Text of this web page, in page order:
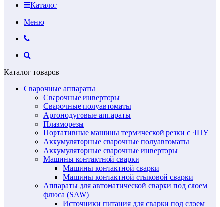
Каталог
Меню
Каталог товаров
Сварочные аппараты
Сварочные инверторы
Сварочные полуавтоматы
Аргонодуговые аппараты
Плазморезы
Портативные машины термической резки с ЧПУ
Аккумуляторные сварочные полуавтоматы
Аккумуляторные сварочные инверторы
Машины контактной сварки
Машины контактной сварки
Машины контактной стыковой сварки
Аппараты для автоматической сварки под слоем
флюса (SAW)
Источники питания для сварки под слоем